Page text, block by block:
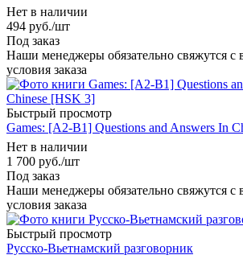
Нет в наличии
494 руб./шт
Под заказ
Наши менеджеры обязательно свяжутся с
условия заказа
Быстрый просмотр
Games: [A2-B1] Questions and Answers In
Нет в наличии
1 700 руб./шт
Под заказ
Наши менеджеры обязательно свяжутся с
условия заказа
Быстрый просмотр
Русско-Вьетнамский разговорник